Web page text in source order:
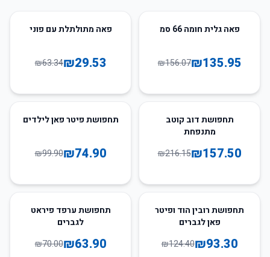
13
פאה גלית חומה 66 סמ
₪135.95
₪156.07
53
פאה מתולתלת עם פוני
₪29.53
₪63.34
תחפושת דוב קוטב
מתנפחת
₪157.50
₪216.15
25%תחפושת פיטר פאן לילדים
₪74.90
₪99.90
25
תחפושת רובין הוד ופיטר
פאן לגברים
₪93.30
₪124.40
תחפושת ערפד פיראט
לגברים
₪63.90
₪70.00